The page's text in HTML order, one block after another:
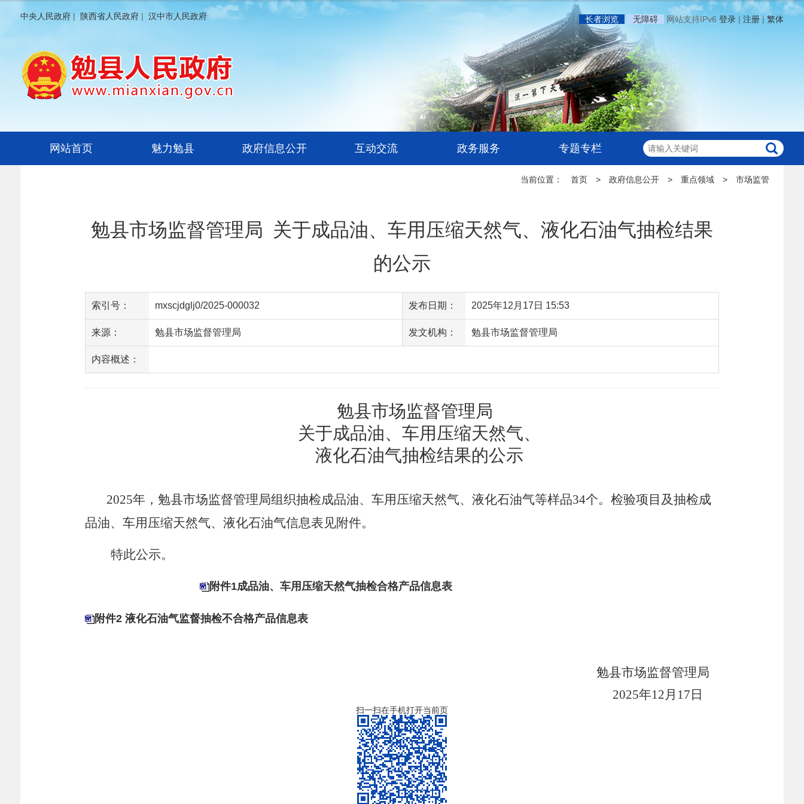
中央人民政府 | 陕西省人民政府 | 汉中市人民政府 长者浏览 无障碍 网站支持IPv6 登录 | 注册|繁体
网站首页 魅力勉县 政府信息公开 互动交流 政务服务 专题专栏
当前位置： 首页 > 政府信息公开 > 重点领域 > 市场监管
勉县市场监督管理局 关于成品油、车用压缩天然气、液化石油气抽检结果
的公示
索引号： mxscjdglj0/2025-000032 发布日期： 2025年12月17日 15:53
来源： 勉县市场监督管理局 发文机构： 勉县市场监督管理局
内容概述：
勉县市场监督管理局
关于成品油、车用压缩天然气、
液化石油气抽检结果的公示
2025年，勉县市场监督管理局组织抽检成品油、车用压缩天然气、液化石油气等样品34个。检验项目及抽检成
品油、车用压缩天然气、液化石油气信息表见附件。
特此公示。
附件1成品油、车用压缩天然气抽检合格产品信息表
附件2 液化石油气监督抽检不合格产品信息表
勉县市场监督管理局
2025年12月 17 日
扫一扫在手机打开当前页